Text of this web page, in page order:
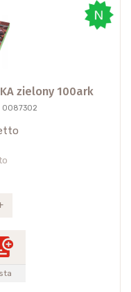
zielony 100ark
0087302